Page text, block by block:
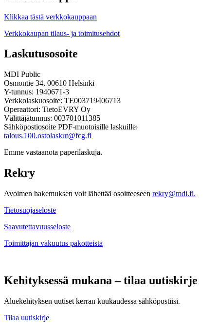
Klikkaa tästä verkkokauppaan
Verkkokaupan tilaus- ja toimitusehdot
Laskutusosoite
MDI Public
Osmontie 34, 00610 Helsinki
Y-tunnus: 1940671-3
Verkkolaskuosoite: TE003719406713
Operaattori: TietoEVRY Oy
Välittäjätunnus: 003701011385
Sähköpostiosoite PDF-muotoisille laskuille:
talous.100.ostolaskut@fcg.fi
Emme vastaanota paperilaskuja.
Rekry
Avoimen hakemuksen voit lähettää osoitteeseen rekry@mdi.fi.
Tietosuojaseloste
Saavutettavuusseloste
Toimittajan vakuutus pakotteista
Kehityksessä mukana – tilaa uutiskirje
Aluekehityksen uutiset kerran kuukaudessa sähköpostiisi.
Tilaa uutiskirje